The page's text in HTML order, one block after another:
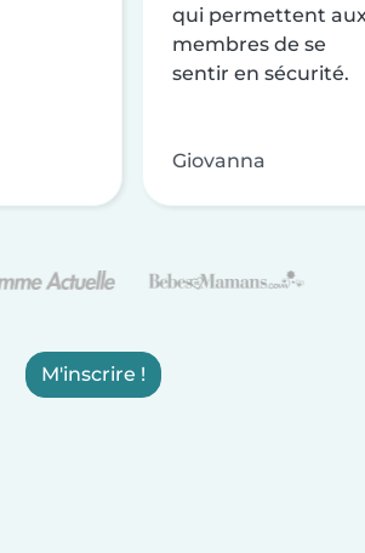
qui permettent
membres de se
sentir en sécurité.
Giovanna
M'inscrire !